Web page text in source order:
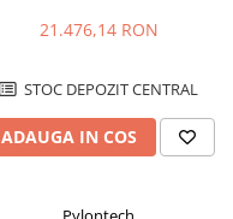
Sungrow, Goodwe, Sofar
21.476,14 RON
STOC DEPOZIT CENTRAL
ADAUGA IN COS